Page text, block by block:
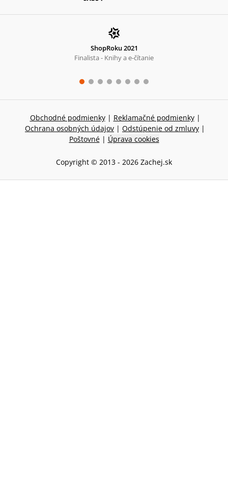
ShopRoku 2021
Finalista - Knihy a e-čítanie
Obchodné podmienky | Reklamačné podmienky |
Ochrana osobných údajov | Odstúpenie od zmluvy |
Poštovné | Úprava cookies
Copyright © 2013 - 2026 Zachej.sk